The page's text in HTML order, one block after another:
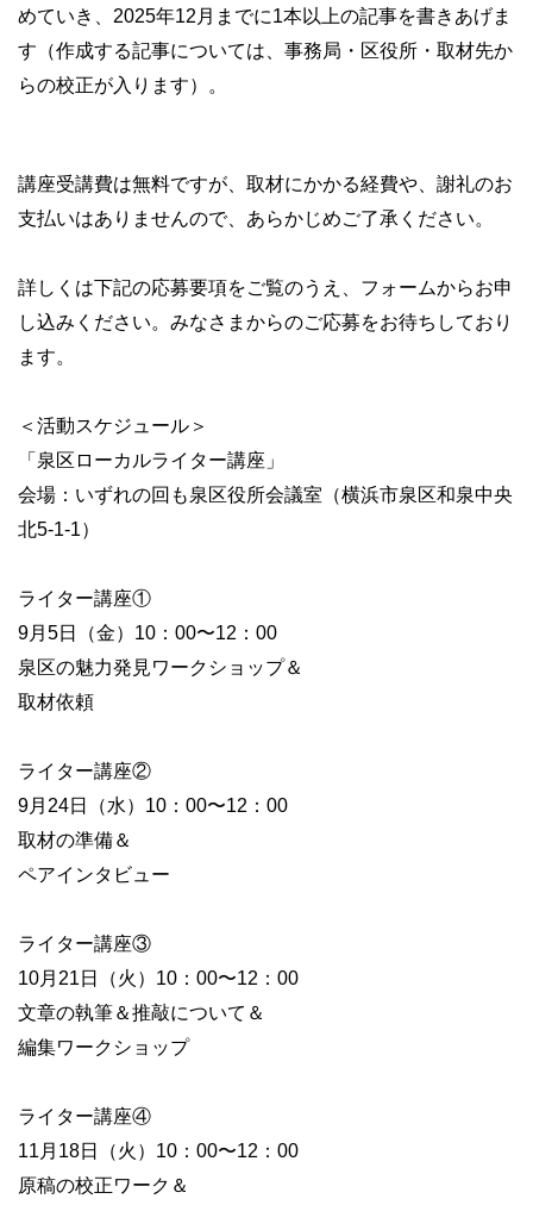
めていき、2025年12月までに1本以上の記事を書きあげま
す（作成する記事については、事務局・区役所・取材先か
らの校正が入ります）。
講座受講費は無料ですが、取材にかかる経費や、謝礼のお
支払いはありませんので、あらかじめご了承ください。
詳しくは下記の応募要項をご覧のうえ、フォームからお申
し込みください。みなさまからのご応募をお待ちしており
ます。
＜活動スケジュール＞
「泉区ローカルライター講座」
会場：いずれの回も泉区役所会議室（横浜市泉区和泉中央
北5-1-1）
ライター講座①
9月5日（金）10：00〜12：00
泉区の魅力発見ワークショップ＆
取材依頼
ライター講座②
9月24日（水）10：00〜12：00
取材の準備＆
ペアインタビュー
ライター講座③
10月21日（火）10：00〜12：00
文章の執筆＆推敲について＆
編集ワークショップ
ライター講座④
11月18日（火）10：00〜12：00
原稿の校正ワーク＆